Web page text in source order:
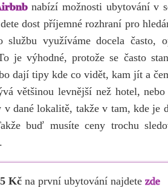
nabízí možnosti ubytování v
dost příjemné rozhraní pro
službu využíváme docela často,
je výhodné, protože se často
dají tipy kde co vidět, kam jít a
většinou levnější než hotel,
v dané lokalitě, takže v tam, kde je
buď musíte ceny trochu
Kč na první ubytování najdete zde